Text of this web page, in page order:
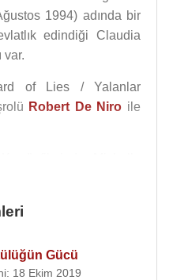
1994) adında bir
edindiği Claudia
var.
of Lies / Yalanlar
Robert De Niro ile
- En iyi aktris, The
Gücü
18 Ekim 2019